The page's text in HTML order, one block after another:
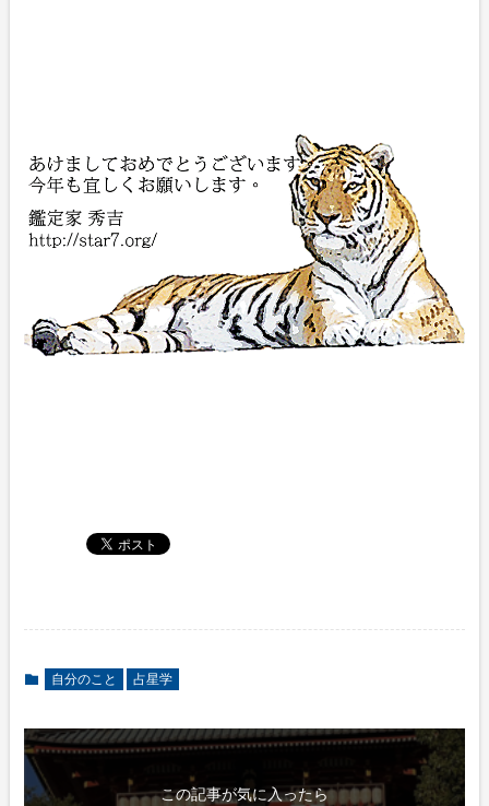
自分のこと 占星学
この記事が気に入ったら